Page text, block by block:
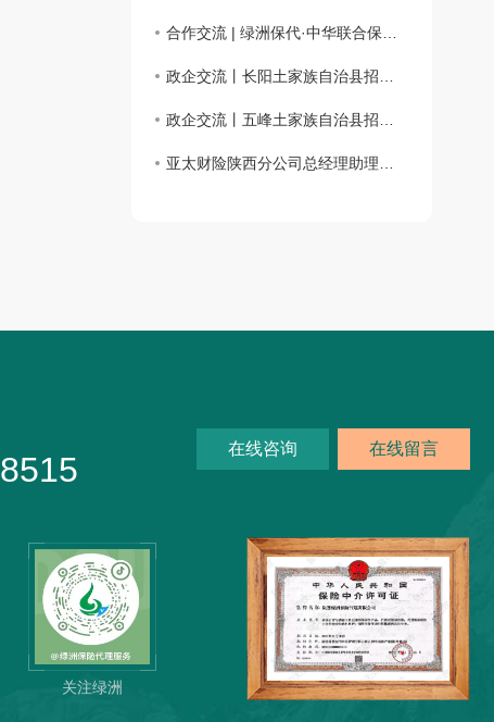
合作交流 | 绿洲保代·中华联合保险携手共话合作新篇章
政企交流丨长阳土家族自治县招商考察团一行来访绿洲保险代理
政企交流丨五峰土家族自治县招商考察团一行来访绿洲保险代理
亚太财险陕西分公司总经理助理徐佩川一行来访交流
在线咨询 在线留言
关注绿洲